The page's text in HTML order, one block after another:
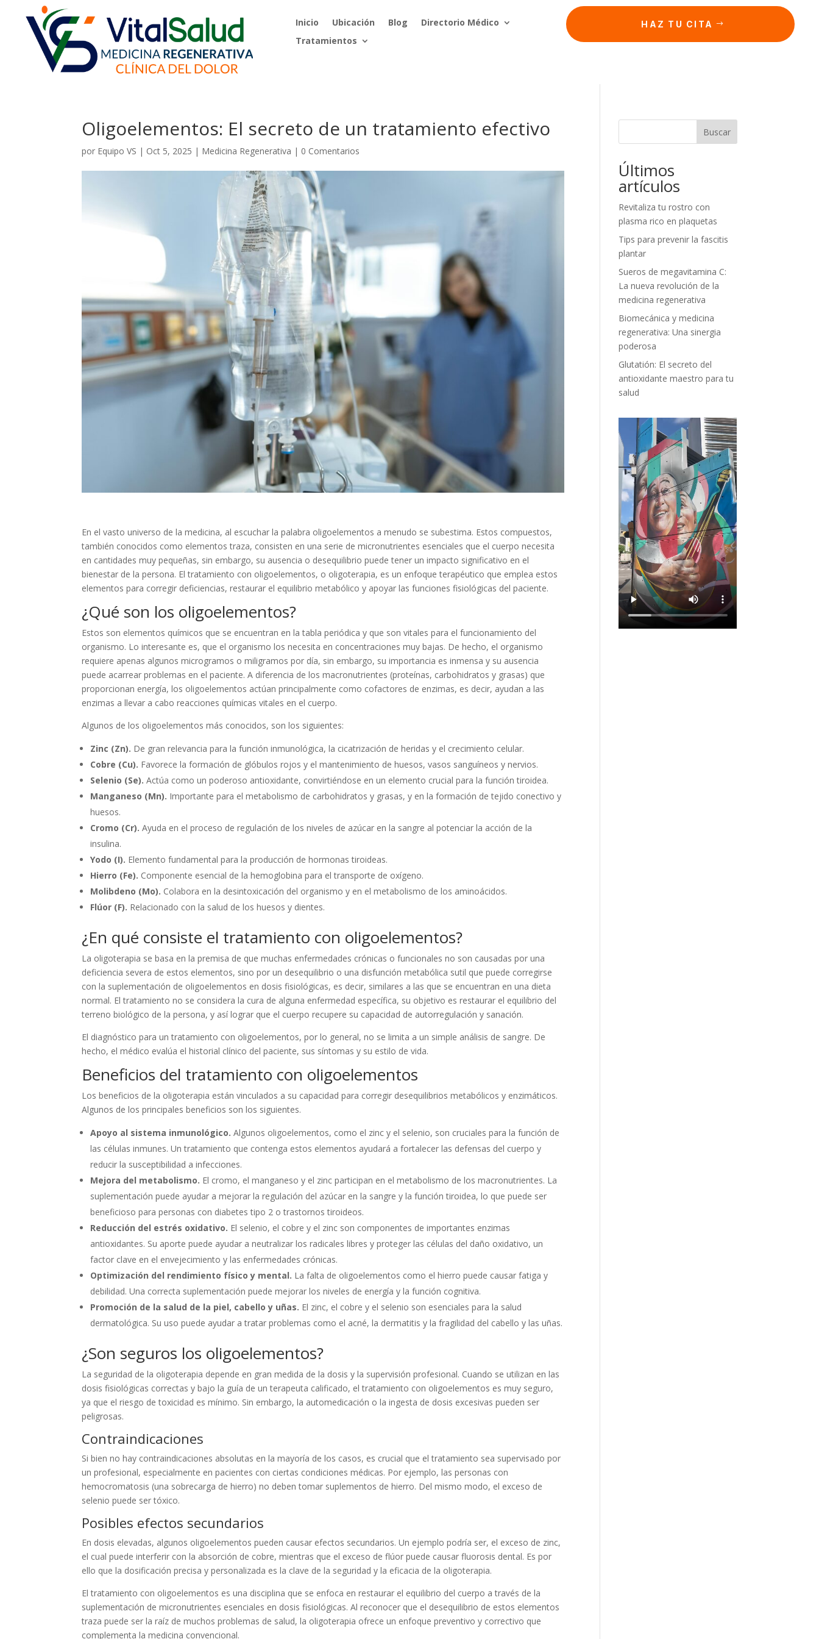
Inicio Ubicación Blog
Directorio Médico
Tratamientos
HAZ TU CITA
Oligoelementos: El secreto de un tratamiento efectivo
por Equipo VS | Oct 5, 2025 | Medicina Regenerativa | 0 Comentarios
En el vasto universo de la medicina, al escuchar la palabra oligoelementos a menudo se subestima. Estos compuestos,
también conocidos como elementos traza, consisten en una serie de micronutrientes esenciales que el cuerpo necesita
en cantidades muy pequeñas, sin embargo, su ausencia o desequilibrio puede tener un impacto significativo en el
bienestar de la persona. El tratamiento con oligoelementos, o oligoterapia, es un enfoque terapéutico que emplea estos
elementos para corregir deficiencias, restaurar el equilibrio metabólico y apoyar las funciones fisiológicas del paciente.
¿Qué son los oligoelementos?
Estos son elementos químicos que se encuentran en la tabla periódica y que son vitales para el funcionamiento del
organismo. Lo interesante es, que el organismo los necesita en concentraciones muy bajas. De hecho, el organismo
requiere apenas algunos microgramos o miligramos por día, sin embargo, su importancia es inmensa y su ausencia
puede acarrear problemas en el paciente. A diferencia de los macronutrientes (proteínas, carbohidratos y grasas) que
proporcionan energía, los oligoelementos actúan principalmente como cofactores de enzimas, es decir, ayudan a las
enzimas a llevar a cabo reacciones químicas vitales en el cuerpo.
Algunos de los oligoelementos más conocidos, son los siguientes:
Zinc (Zn). De gran relevancia para la función inmunológica, la cicatrización de heridas y el crecimiento celular.
Cobre (Cu). Favorece la formación de glóbulos rojos y el mantenimiento de huesos, vasos sanguíneos y nervios.
Selenio (Se). Actúa como un poderoso antioxidante, convirtiéndose en un elemento crucial para la función tiroidea.
Manganeso (Mn). Importante para el metabolismo de carbohidratos y grasas, y en la formación de tejido conectivo y
huesos.
Cromo (Cr). Ayuda en el proceso de regulación de los niveles de azúcar en la sangre al potenciar la acción de la
insulina.
Yodo (I). Elemento fundamental para la producción de hormonas tiroideas.
Hierro (Fe). Componente esencial de la hemoglobina para el transporte de oxígeno.
Molibdeno (Mo). Colabora en la desintoxicación del organismo y en el metabolismo de los aminoácidos.
Flúor (F). Relacionado con la salud de los huesos y dientes.
¿En qué consiste el tratamiento con oligoelementos?
La oligoterapia se basa en la premisa de que muchas enfermedades crónicas o funcionales no son causadas por una
deficiencia severa de estos elementos, sino por un desequilibrio o una disfunción metabólica sutil que puede corregirse
con la suplementación de oligoelementos en dosis fisiológicas, es decir, similares a las que se encuentran en una dieta
normal. El tratamiento no se considera la cura de alguna enfermedad específica, su objetivo es restaurar el equilibrio del
terreno biológico de la persona, y así lograr que el cuerpo recupere su capacidad de autorregulación y sanación.
El diagnóstico para un tratamiento con oligoelementos, por lo general, no se limita a un simple análisis de sangre. De
hecho, el médico evalúa el historial clínico del paciente, sus síntomas y su estilo de vida.
Beneficios del tratamiento con oligoelementos
Los beneficios de la oligoterapia están vinculados a su capacidad para corregir desequilibrios metabólicos y enzimáticos.
Algunos de los principales beneficios son los siguientes.
Apoyo al sistema inmunológico. Algunos oligoelementos, como el zinc y el selenio, son cruciales para la función de
las células inmunes. Un tratamiento que contenga estos elementos ayudará a fortalecer las defensas del cuerpo y
reducir la susceptibilidad a infecciones.
Mejora del metabolismo. El cromo, el manganeso y el zinc participan en el metabolismo de los macronutrientes. La
suplementación puede ayudar a mejorar la regulación del azúcar en la sangre y la función tiroidea, lo que puede ser
beneficioso para personas con diabetes tipo 2 o trastornos tiroideos.
Reducción del estrés oxidativo. El selenio, el cobre y el zinc son componentes de importantes enzimas
antioxidantes. Su aporte puede ayudar a neutralizar los radicales libres y proteger las células del daño oxidativo, un
factor clave en el envejecimiento y las enfermedades crónicas.
Optimización del rendimiento físico y mental. La falta de oligoelementos como el hierro puede causar fatiga y
debilidad. Una correcta suplementación puede mejorar los niveles de energía y la función cognitiva.
Promoción de la salud de la piel, cabello y uñas. El zinc, el cobre y el selenio son esenciales para la salud
dermatológica. Su uso puede ayudar a tratar problemas como el acné, la dermatitis y la fragilidad del cabello y las uñas.
¿Son seguros los oligoelementos?
La seguridad de la oligoterapia depende en gran medida de la dosis y la supervisión profesional. Cuando se utilizan en las
dosis fisiológicas correctas y bajo la guía de un terapeuta calificado, el tratamiento con oligoelementos es muy seguro,
ya que el riesgo de toxicidad es mínimo. Sin embargo, la automedicación o la ingesta de dosis excesivas pueden ser
peligrosas.
Contraindicaciones
Si bien no hay contraindicaciones absolutas en la mayoría de los casos, es crucial que el tratamiento sea supervisado por
un profesional, especialmente en pacientes con ciertas condiciones médicas. Por ejemplo, las personas con
hemocromatosis (una sobrecarga de hierro) no deben tomar suplementos de hierro. Del mismo modo, el exceso de
selenio puede ser tóxico.
Posibles efectos secundarios
En dosis elevadas, algunos oligoelementos pueden causar efectos secundarios. Un ejemplo podría ser, el exceso de zinc,
el cual puede interferir con la absorción de cobre, mientras que el exceso de flúor puede causar fluorosis dental. Es por
ello que la dosificación precisa y personalizada es la clave de la seguridad y la eficacia de la oligoterapia.
El tratamiento con oligoelementos es una disciplina que se enfoca en restaurar el equilibrio del cuerpo a través de la
suplementación de micronutrientes esenciales en dosis fisiológicas. Al reconocer que el desequilibrio de estos elementos
traza puede ser la raíz de muchos problemas de salud, la oligoterapia ofrece un enfoque preventivo y correctivo que
complementa la medicina convencional.
Buscar
Últimos
artículos
Revitaliza tu rostro con
plasma rico en plaquetas
Tips para prevenir la fascitis
plantar
Sueros de megavitamina C:
La nueva revolución de la
medicina regenerativa
Biomecánica y medicina
regenerativa: Una sinergia
poderosa
Glutatión: El secreto del
antioxidante maestro para tu
salud